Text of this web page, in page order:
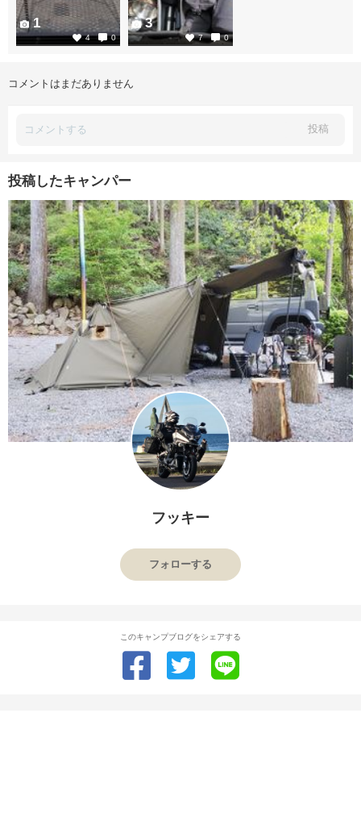
4 0
1
7 0
3
コメントはまだありません
投稿
投稿したキャンパー
フッキー
フォローする
このキャンプブログをシェアする